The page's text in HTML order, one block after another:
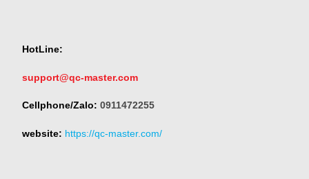
HotLine:
support@qc-master.com
Cellphone/Zalo: 0911472255
website: https://qc-master.com/